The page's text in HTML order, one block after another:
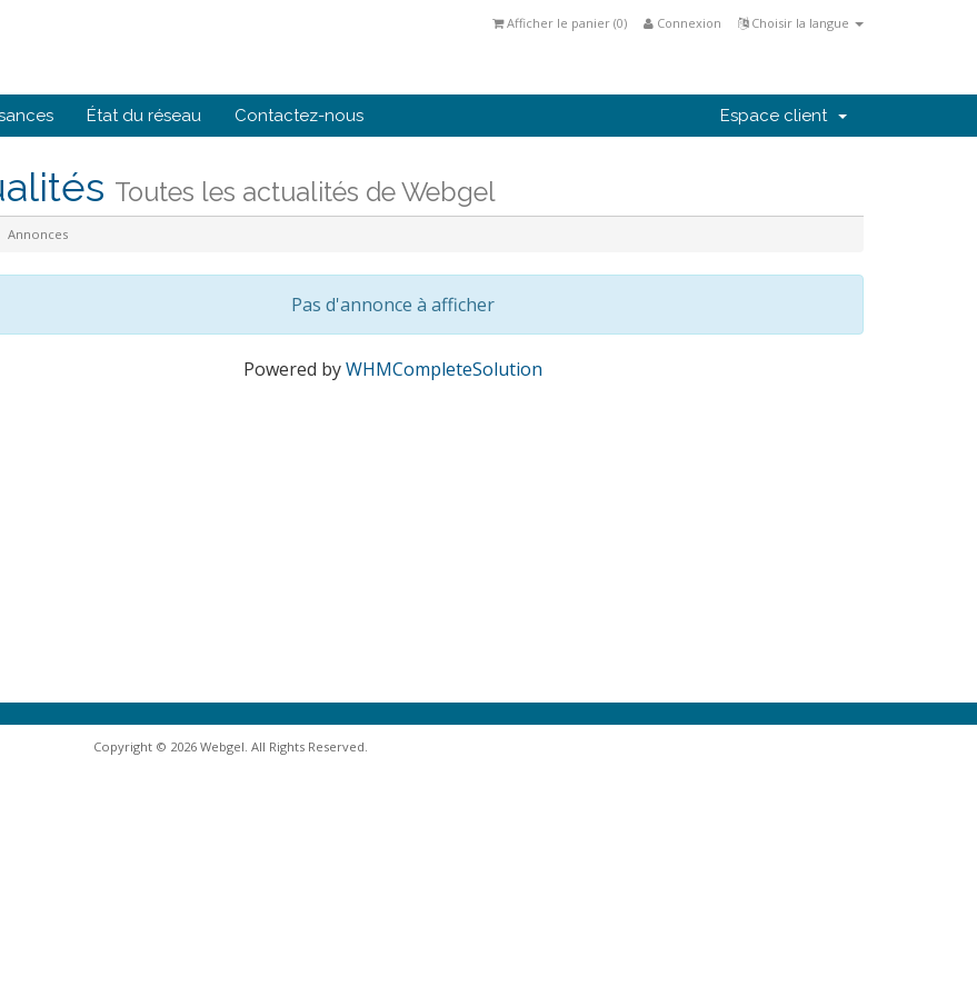
Choisir la langue
Connexion
Afficher le panier (0)
État du réseau Contactez-nous Espace client
Toutes les actualités de Webgel
Annonces
Pas d'annonce à afficher
Powered byWHMCompleteSolution
Copyright © 2026 Webgel. All Rights Reserved.